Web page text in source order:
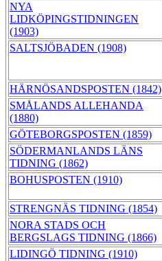
NYA
LIDKÖPINGSTIDNINGEN
(1903)
SALTSJÖBADEN (1908)
HÄRNÖSANDSPOSTEN (1842)
SMÅLANDS ALLEHANDA
(1880)
GÖTEBORGSPOSTEN (1859)
SÖDERMANLANDS LÄNS
TIDNING (1862)
BOHUSPOSTEN (1910)
STRENGNÄS TIDNING (1854)
NORA STADS OCH
BERGSLAGS TIDNING (1866)
LIDINGÖ TIDNING (1910)